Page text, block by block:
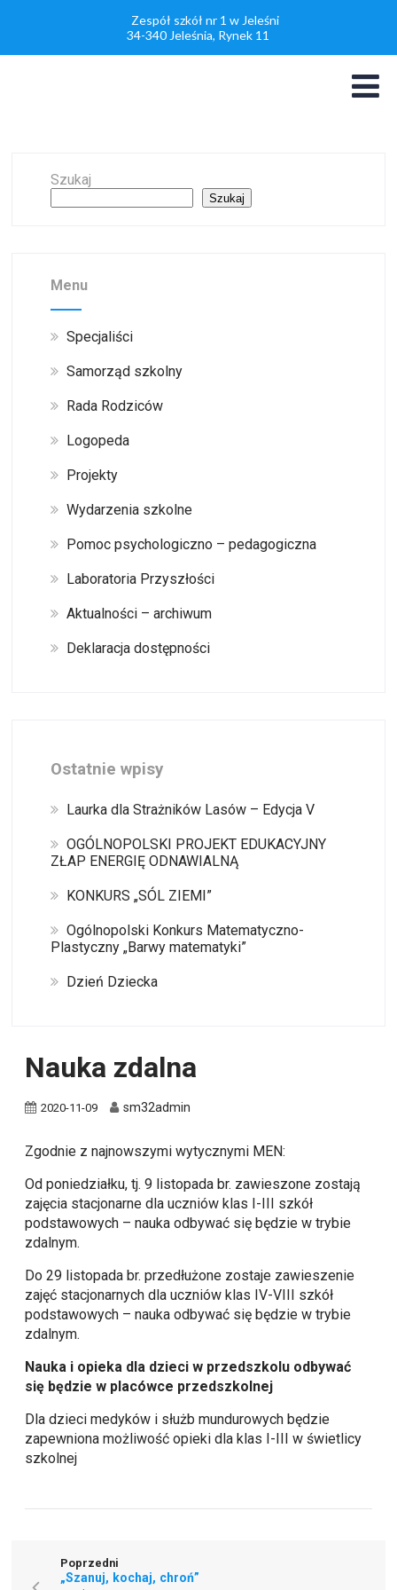
Zespół szkół nr 1 w Jeleśni
34-340 Jeleśnia, Rynek 11
Szukaj
Szukaj
Menu
Specjaliści
Samorząd szkolny
Rada Rodziców
Logopeda
Projekty
Wydarzenia szkolne
Pomoc psychologiczno – pedagogiczna
Laboratoria Przyszłości
Aktualności – archiwum
Deklaracja dostępności
Ostatnie wpisy
Laurka dla Strażników Lasów – Edycja V
OGÓLNOPOLSKI PROJEKT EDUKACYJNY
ZŁAP ENERGIĘ ODNAWIALNĄ
KONKURS „SÓL ZIEMI”
Ogólnopolski Konkurs Matematyczno-
Plastyczny „Barwy matematyki”
Dzień Dziecka
Nauka zdalna
2020-11-09 sm32admin
Zgodnie z najnowszymi wytycznymi MEN:
Od poniedziałku, tj. 9 listopada br. zawieszone zostają
zajęcia stacjonarne dla uczniów klas I-III szkół
podstawowych – nauka odbywać się będzie w trybie
zdalnym.
Do 29 listopada br. przedłużone zostaje zawieszenie
zajęć stacjonarnych dla uczniów klas IV-VIII szkół
podstawowych – nauka odbywać się będzie w trybie
zdalnym.
Nauka i opieka dla dzieci w przedszkolu odbywać
się będzie w placówce przedszkolnej
Dla dzieci medyków i służb mundurowych będzie
zapewniona możliwość opieki dla klas I-III w świetlicy
szkolnej
Poprzedni
„Szanuj, kochaj, chroń”